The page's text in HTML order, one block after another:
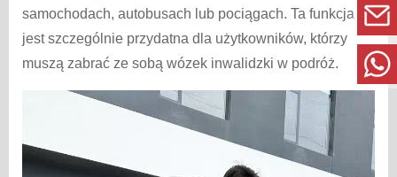
samochodach, autobusach lub pociągach. Ta funkcja
jest szczególnie przydatna dla użytkowników, którzy
muszą zabrać ze sobą wózek inwalidzki w podróż.